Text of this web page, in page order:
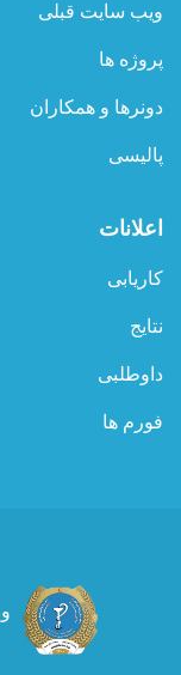
ویب سایت قبلی
پروژه ها
دونرها و همکاران
پالیسی
اعلانات
کاریابی
نتایج
داوطلبی
فورم ها